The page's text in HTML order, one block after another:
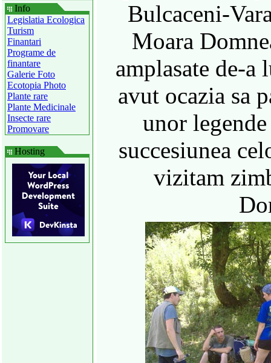
Info
Legislatia Ecologica
Turism
Finantari
Programe de
finantare
Galerie Foto
Ecotopia Photo
Plante rare
Plante Medicinale
Insecte rare
Promovare
Hosting
Bulcaceni-
Moara
amplasate de-
avut ocazia sa
unor
succesiunea
vizitam